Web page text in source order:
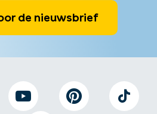
de nieuwsbrief